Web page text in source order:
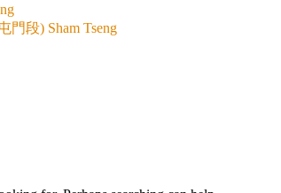
門段) Sham Tseng